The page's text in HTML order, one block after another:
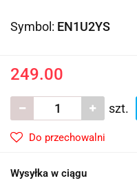
Symbol: EN1U2YS
249.00
szt.
Do przechowalni
Wysyłka w ciągu